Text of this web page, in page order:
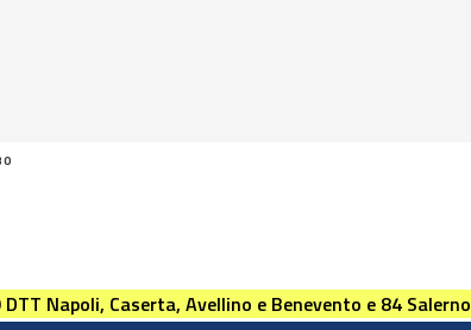
Napoli, Caserta, Avellino e Benevento e 84 Salerno